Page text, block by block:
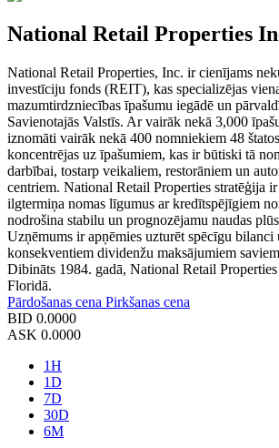
National Retail Properties
National Retail Properties, Inc. ir cienījams
investīciju fonds (REIT), kas specializējas
mazumtirdzniecības īpašumu iegādē un
Savienotajās Valstīs. Ar vairāk nekā 3,000
iznomāti vairāk nekā 400 nomniekiem 48
koncentrējas uz īpašumiem, kas ir būtiski tā
darbībai, tostarp veikaliem, restorāniem un
centriem. National Retail Properties stratēģija
ilgtermiņa nomas līgumus ar kredītspējīgiem
nodrošina stabilu un prognozējamu naudas
Uzņēmums ir apņēmies uzturēt spēcīgu bilanci
konsekventiem dividenžu maksājumiem
Dibināts 1984. gadā, National Retail
Floridā.
Pārdošanas cena Pirkšanas cena
BID 0.0000
ASK 0.0000
1H
1D
7D
30D
6M